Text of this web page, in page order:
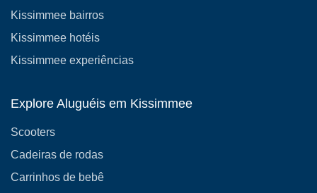
Kissimmee bairros
Kissimmee hotéis
Kissimmee experiências
Explore Aluguéis em Kissimmee
Scooters
Cadeiras de rodas
Carrinhos de bebê